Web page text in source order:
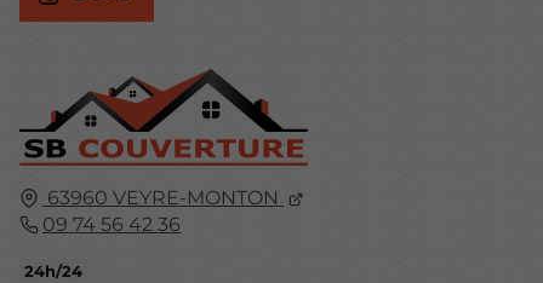
63960 VEYRE-MONTON
09 74 56 42 36
24h/24